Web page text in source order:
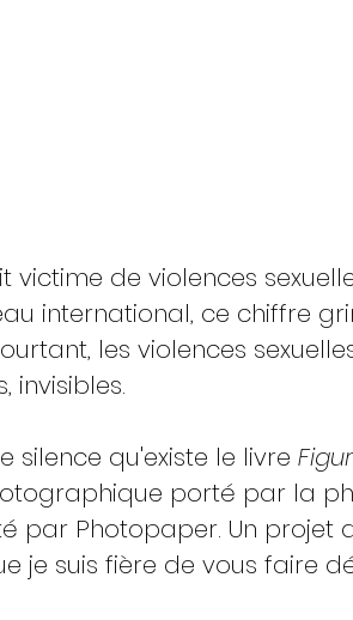
victime de violences
international, ce chiffre
les violences
invisibles.
silence qu'existe le livre
porté par la
par Photopaper. Un projet
je suis fière de vous faire